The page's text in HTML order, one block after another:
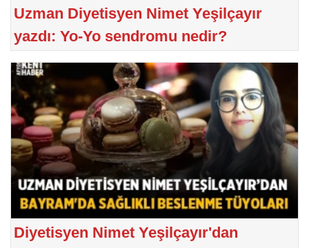
Uzman Diyetisyen Nimet Yeşilçayır
yazdı: Yo-Yo sendromu nedir?
Diyetisyen Nimet Yeşilçayır'dan